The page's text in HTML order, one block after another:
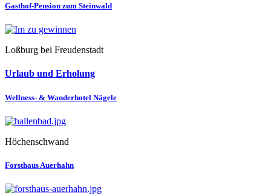
Gasthof-Pension zum Steinwald
Loßburg bei Freudenstadt
Urlaub und Erholung
Wellness- & Wanderhotel Nägele
Höchenschwand
Forsthaus Auerhahn